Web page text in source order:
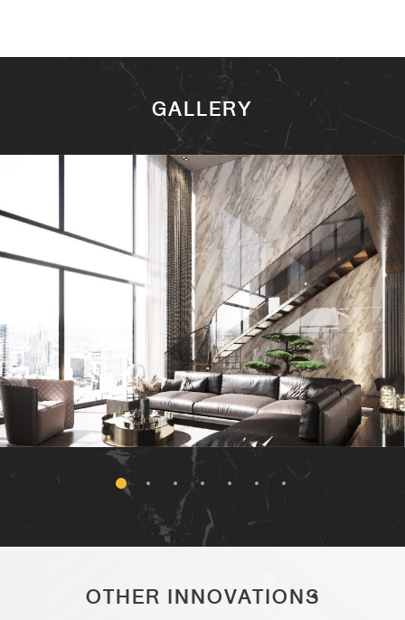
GALLERY
OTHER INNOVATIONS